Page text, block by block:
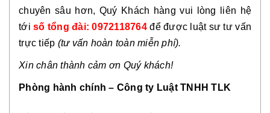
chuyên sâu hơn, Quý Khách hàng vui lòng liên hệ
tới số tổng đài: 0972118764 để được luật sư tư vấn
trực tiếp (tư vấn hoàn toàn miễn phí).
Xin chân thành cảm ơn Quý khách!
Phòng hành chính – Công ty Luật TNHH TLK